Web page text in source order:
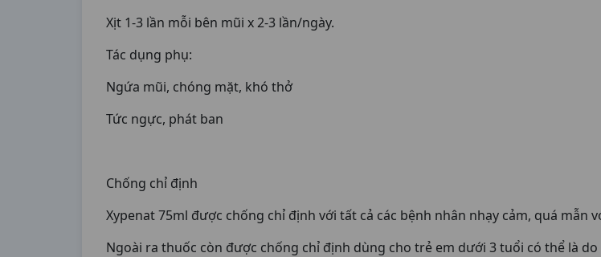
Xịt 1-3 lần mỗi bên mũi x 2-3 lần/ngày.
Tác dụng phụ:
Ngứa mũi, chóng mặt, khó thở
Tức ngực, phát ban
Chống chỉ định
Xypenat 75ml được chống chỉ định với tất cả các bệnh nhân nhạy cảm, quá mẫn
Ngoài ra thuốc còn được chống chỉ định dùng cho trẻ em dưới 3 tuổi có thể là